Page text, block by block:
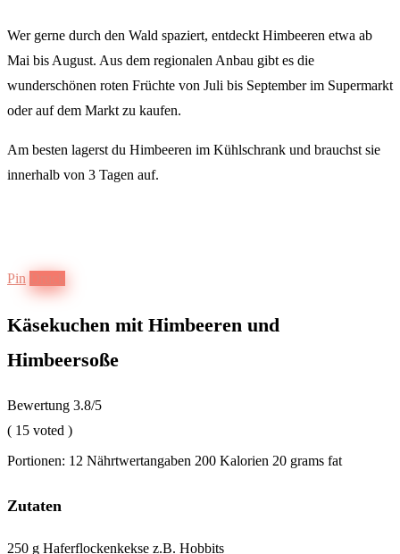
Wer gerne durch den Wald spaziert, entdeckt Himbeeren etwa ab
Mai bis August. Aus dem regionalen Anbau gibt es die
wunderschönen roten Früchte von Juli bis September im Supermarkt
oder auf dem Markt zu kaufen.
Am besten lagerst du Himbeeren im Kühlschrank und brauchst sie
innerhalb von 3 Tagen auf.
Pin
Käsekuchen mit Himbeeren und
Himbeersoße
Bewertung 3.8/5
( 15 voted )
Portionen: 12 Nährtwertangaben 200 Kalorien 20 grams fat
Zutaten
250 g Haferflockenkekse z.B. Hobbits